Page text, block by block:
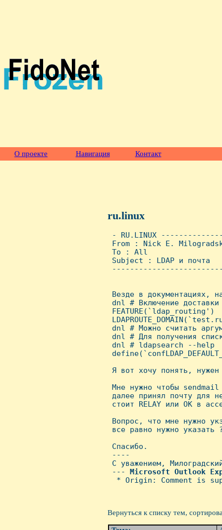
О проекте Навигация Контакт
ru.linux
- RU.LINUX
From : Nick E.
To : All
Subject : LDAP и почта
Везде в документациях,
dnl # Включение
FEATURE(`ldap_routing')
dnl # Можно считать
dnl # Для получения
dnl # ldapsearch --help
Я вот хочу понять,
Мне нужно чтобы sendmail
далее принял почту для
стоит RELAY или OK в
Вопрос, что мне нужно
все равно нужно указать
Спасибо.
----
С уважением,
--- Microsoft Outlook
* Origin: Comment is
Вернуться к списку тем,